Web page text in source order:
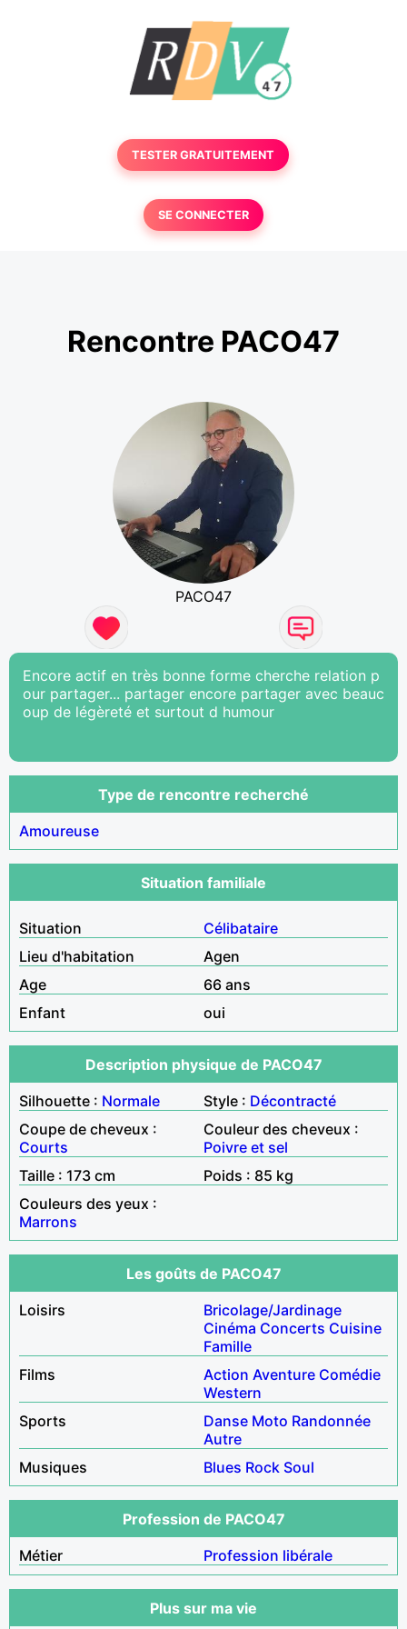
TESTER GRATUITEMENT
SE CONNECTER
Rencontre PACO47
PACO47
Encore actif en très bonne forme cherche relation p
our partager... partager encore partager avec beauc
oup de légèreté et surtout d humour
Type de rencontre recherché
Amoureuse
Situation familiale
Situation
Célibataire
Lieu d'habitation
Agen
Age
66 ans
Enfant
oui
Description physique de PACO47
Silhouette : Normale Style : Décontracté
Coupe de cheveux :
Courts
Couleur des cheveux :
Poivre et sel
Taille : 173 cm
Poids : 85 kg
Couleurs des yeux :
Marrons
Les goûts de PACO47
Loisirs
Bricolage/Jardinage
Cinéma Concerts Cuisine
Famille
Films
Action Aventure Comédie
Western
Sports
Danse Moto Randonnée
Autre
Musiques
Blues Rock Soul
Profession de PACO47
Métier
Profession libérale
Plus sur ma vie